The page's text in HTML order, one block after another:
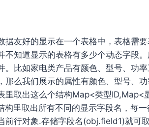
据友好的显示在一个表格中，表格需
不知道显示的表格有多少个动态字段
。比如家电类产品有颜色、型号、功
那么我们展示的属性有颜色、型号、
里取出这么个结构Map<类型ID,Map<
里取出所有不同的显示字段名，每一
前行对象.存储字段名(obj.field1)就可取